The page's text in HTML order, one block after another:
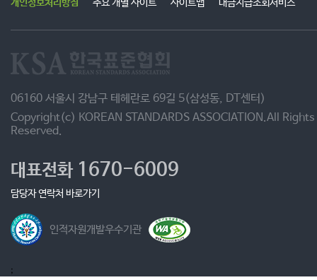
개인정보처리방침 주요 개별 사이트 사이트맵 대금지급조회서비스
06160 서울시 강남구 테헤란로 69길 5(삼성동, DT센터)
Copyright(c) KOREAN STANDARDS ASSOCIATION.All Rights
Reserved.
대표전화1670-6009
담당자 연락처 바로가기
인적자원개발우수기관
;